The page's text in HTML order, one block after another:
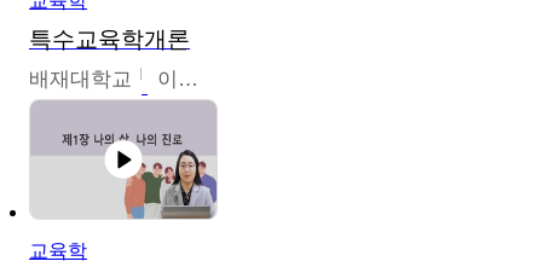
특수교육학개론
배재대학교 이현주
교육학